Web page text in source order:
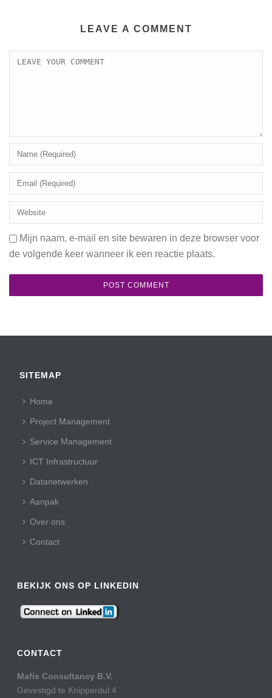
LEAVE A COMMENT
Mijn naam, e-mail en site bewaren in deze browser voor
de volgende keer wanneer ik een reactie plaats.
SITEMAP
Home
Project Management
Service Management
ICT Infrastructuur
Datanetwerken
Aanpak
Over ons
Contact
BEKIJK ONS OP LINKEDIN
CONTACT
Mafis Consultancy B.V.
Gevestigd te Knipperdul 4